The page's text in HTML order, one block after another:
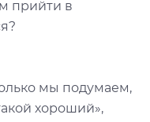
прийти в
мы подумаем,
хороший»,